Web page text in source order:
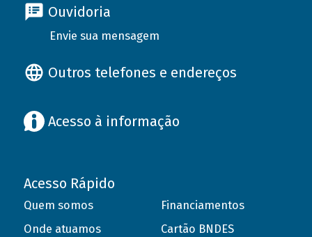
Ouvidoria
Envie sua mensagem
Outros telefones e endereços
Acesso à informação
Acesso Rápido
Quem somos
Onde atuamos
Financiamentos
Cartão BNDES